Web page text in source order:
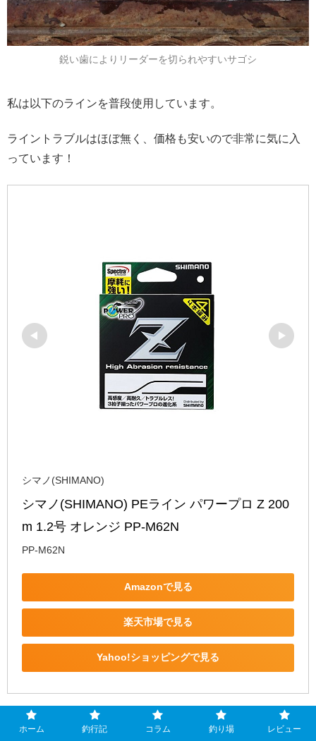
鋭い歯によりリーダーを切られやすいサゴシ
私は以下のラインを普段使用しています。
ライントラブルはほぼ無く、価格も安いので非常に気に入
っています！
シマノ(SHIMANO)
シマノ(SHIMANO) PEライン パワープロ Z 200
m 1.2号 オレンジ PP-M62N
PP-M62N
Amazonで見る
楽天市場で見る
Yahoo!ショッピングで見る
ホーム 釣行記 コラム 釣り場 レビュー